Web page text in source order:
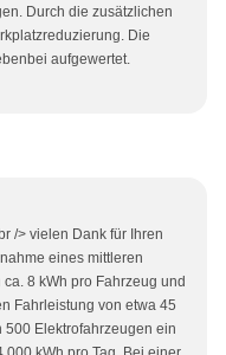
Durch die zusätzlichen
Die
aufgewertet.
/> vielen Dank für Ihren
eines mittleren
8 kWh pro Fahrzeug und
Fahrleistung von etwa 45
500 Elektrofahrzeugen ein